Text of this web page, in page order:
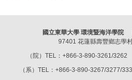
國立東華大學 環境暨海洋學院
97401 花蓮縣壽豐鄉志學
（院）TEL：+866-3-890-3261/
（系）TEL：+866-3-890-3267/3277/